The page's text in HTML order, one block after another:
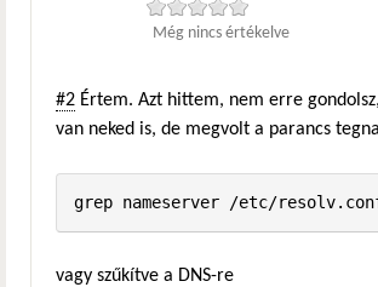
Még nincs értékelve
#2 Értem. Azt hittem, nem erre
van neked is, de megvolt a parancs
vagy szűkítve a DNS-re